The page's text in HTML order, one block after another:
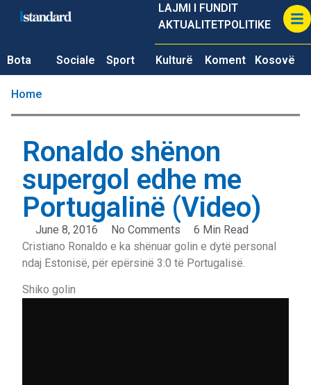
LAJMI I FUNDIT
AKTUALITETPOLITIKE
Bota Sociale Sport Kulturë Koment Kosovë
Home
Ronaldo shënon
supergol edhe me
Portugalinë (Video)
June 8, 2016 No Comments
6 Min Read
Cristiano Ronaldo e ka shënuar golin e dytë personal
ndaj Estonisë, për epërsinë 3:0 të Portugalisë.
Shiko golin